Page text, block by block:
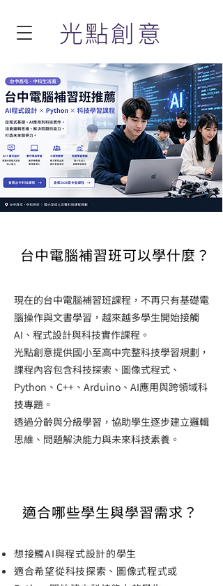
光點創意
台中西屯・中科生活圈
台中電腦補習班推薦
許多家長與學生在尋找台中電腦補習班時，不再只重視文書或基礎電腦操作，也開始關注
AI、程式設計與未來科技能力。
光點創意提供國小至高中AI程式設計、Python、C++、Arduino與科技實作課程，透過分
齡與分級規劃，協助學生建立邏輯思維、科技素養與跨領域能力。
AI程式設計 × Python × 科技學習課程
台中電腦補習班可以學什麼？
現在的台中電腦補習班課程，不再只有基礎電
腦操作與文書學習，越來越多學生開始接觸
AI、程式設計與科技實作課程。
光點創意提供國小至高中完整科技學習規劃，
課程內容包含科技探索、圖像式程式、
Python、C++、Arduino、AI應用與跨領域科
技專題。
透過分齡與分級學習，協助學生逐步建立邏輯
思維、問題解決能力與未來科技素養。
適合哪些學生與學習需求？
想接觸AI與程式設計的學生
適合希望從科技探索、圖像式程式或